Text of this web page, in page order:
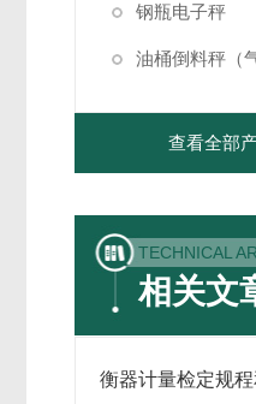
钢瓶电子秤
油桶倒料秤（
查看全部
TECHNICAL
相关文
衡器计量检定规